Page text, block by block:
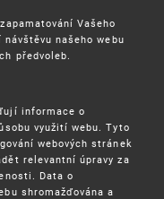
Vašeho
našeho webu
předvoleb.
informace o
využití webu. Tyto
webových stránek
relevantní úpravy za
Data o
shromažďována a